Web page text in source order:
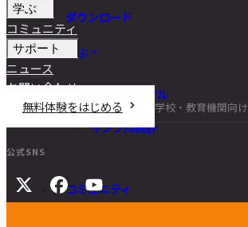
ダウンロード
学ぶ
チュートリアル
DIY講座
サンプル設計
コミュニティ
学ぶ
コミュニティ
サポート
ニュース
お問い合わせ
無料体験をはじめる
学校・教育機関向け
公式SNS